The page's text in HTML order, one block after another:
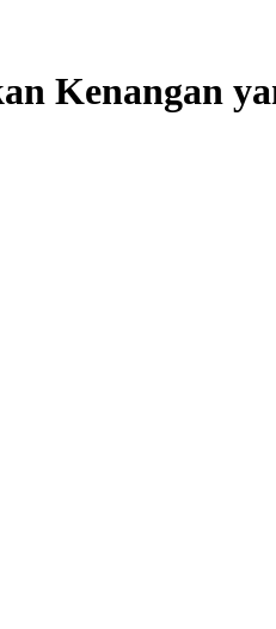
Kenangan